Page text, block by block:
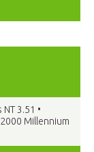
3.51 •
Millennium